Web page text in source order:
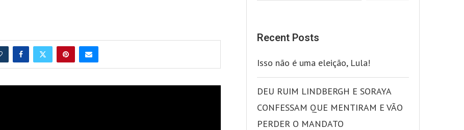
Recent Posts
Isso não é uma eleição, Lula!
DEU RUIM LINDBERGH E SORAYA
CONFESSAM QUE MENTIRAM E VÃO
PERDER O MANDATO